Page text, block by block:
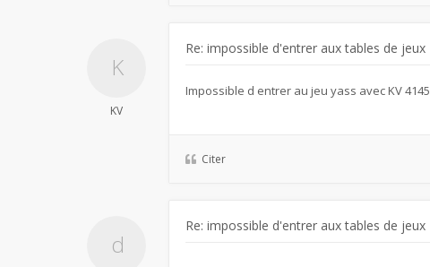
KV
Re: impossible d'entrer aux tables de jeux
Impossible d entrer au jeu yass avec KV 4145
Citer
Re: impossible d'entrer aux tables de jeux